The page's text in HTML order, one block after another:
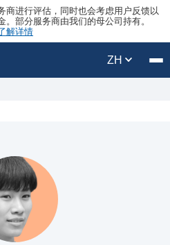
商进行评估，同时也会考虑用户反馈以
部分服务商由我们的母公司持有。
解详情
ZH